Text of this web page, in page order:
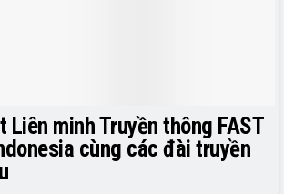
Liên minh Truyền thông FAST
cùng các đài truyền